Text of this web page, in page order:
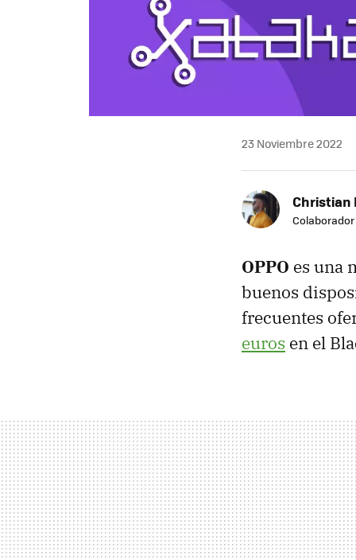
23 Noviembre 2022
Christian
Colaborador
OPPO es una
buenos
frecuentes
euros en el